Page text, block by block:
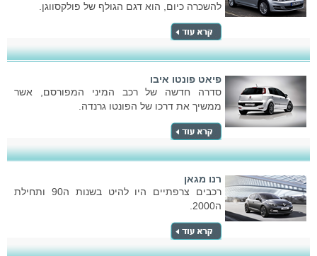
להשכרה כיום, הוא דגם הגולף של פולקסווגן.
פיאט פונטו איבו
סדרה חדשה של רכב המיני המפורסם, אשר
ממשיך את דרכו של הפונטו גרנדה.
רנו מגאן
רכבים צרפתיים היו להיט בשנות ה90 ותחילת
ה2000.